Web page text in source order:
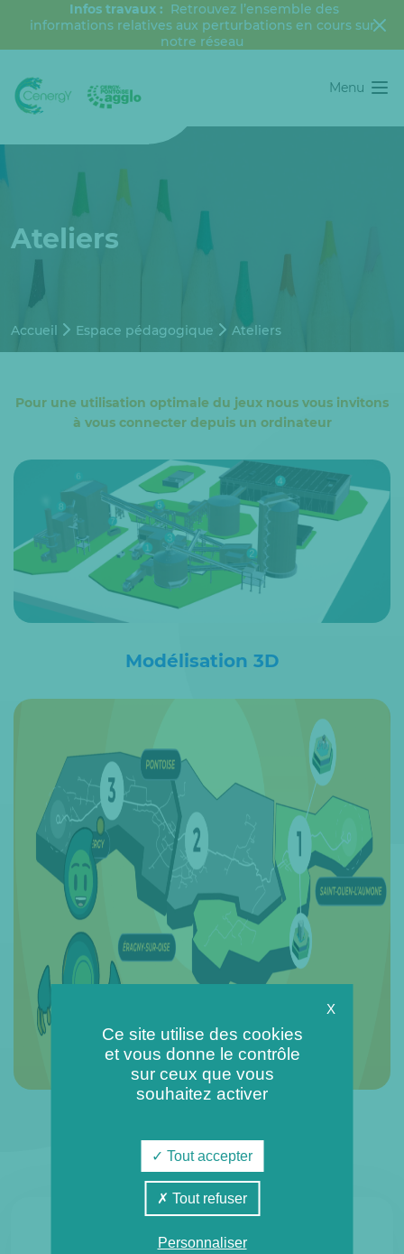
Infos travaux : Retrouvez l’ensemble des
informations relatives aux perturbations en cours sur
notre réseau
Menu
Ateliers
Accueil Espace pédagogique Ateliers
Pour une utilisation optimale du jeux nous vous invitons
à vous connecter depuis un ordinateur
Modélisation 3D
X
Ce site utilise des cookies
et vous donne le contrôle
sur ceux que vous
souhaitez activer
Tout accepter
Tout refuser
Personnaliser